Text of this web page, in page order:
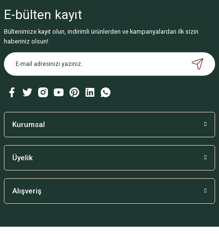
E-bülten kayıt
Bültenimize kayıt olun, indirimli ürünlerden ve kampanyalardan ilk sizin
haberiniz olsun!
Kurumsal
Üyelik
Alışveriş